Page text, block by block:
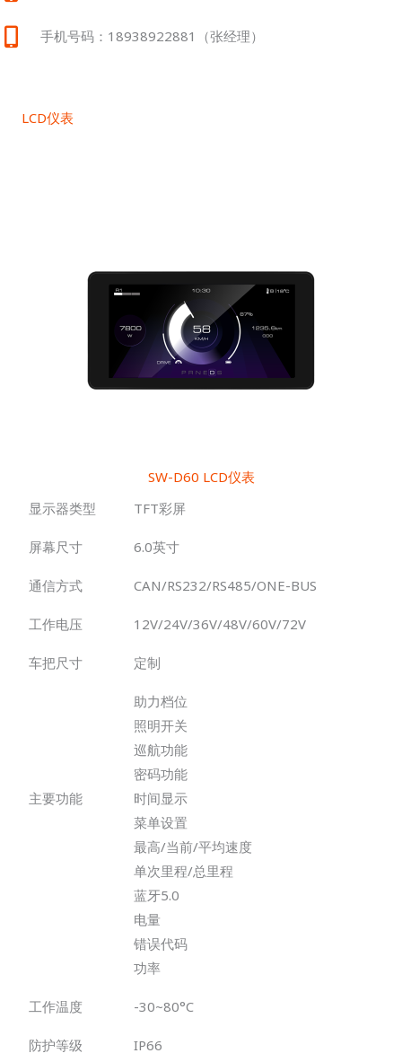
手机号码：18938922881（张经理）
LCD仪表
SW-D60 LCD仪表
显示器类型
TFT彩屏
屏幕尺寸 6.0英寸
通信方式 CAN/RS232/RS485/ONE-BUS
工作电压 12V/24V/36V/48V/60V/72V
车把尺寸 定制
主要功能
助力档位
照明开关
巡航功能
密码功能
时间显示
菜单设置
最高/当前/平均速度
单次里程/总里程
蓝牙5.0
电量
错误代码
功率
工作温度 -30~80°C
防护等级 IP66